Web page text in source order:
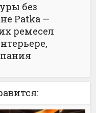
без
Patka —
ремесел